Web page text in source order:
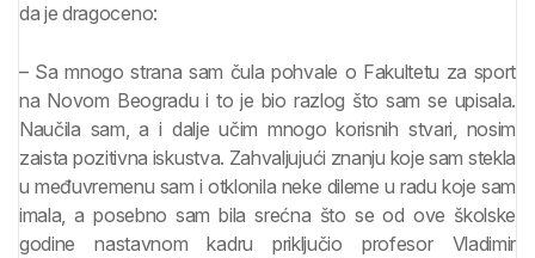
da je dragoceno:
– Sa mnogo strana sam čula pohvale o Fakultetu za sport
na Novom Beogradu i to je bio razlog što sam se upisala.
Naučila sam, a i dalje učim mnogo korisnih stvari, nosim
zaista pozitivna iskustva. Zahvaljujući znanju koje sam stekla
u međuvremenu sam i otklonila neke dileme u radu koje sam
imala, a posebno sam bila srećna što se od ove školske
godine nastavnom kadru priključio profesor Vladimir